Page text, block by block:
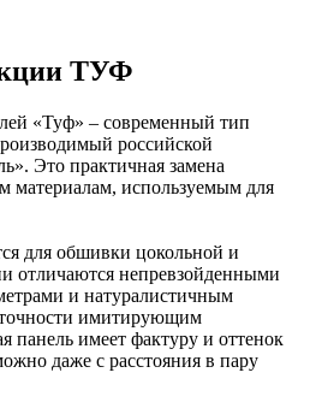
ТУФ
«Туф» – современный тип
российской
Это практичная замена
материалам, используемым для
для обшивки цокольной и
отличаются непревзойденными
и натуралистичным
имитирующим
панель имеет фактуру и оттенок
даже с расстояния в пару